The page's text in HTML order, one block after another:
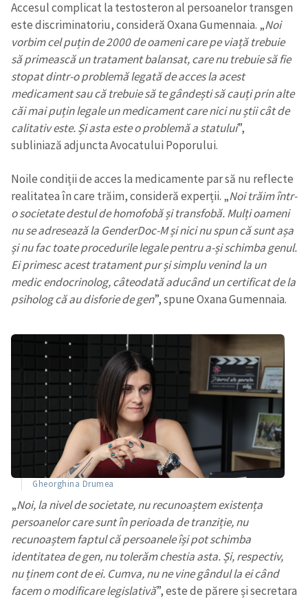
Accesul complicat la testosteron al persoanelor transgen
este discriminatoriu, consideră Oxana Gumennaia. „Noi
vorbim cel puțin de 2000 de oameni care pe viață trebuie
să primească un tratament balansat, care nu trebuie să fie
stopat dintr-o problemă legată de acces la acest
medicament sau că trebuie să te gândești să cauți prin alte
căi mai puțin legale un medicament care nici nu știi cât de
calitativ este. Și asta este o problemă a statului”,
subliniază adjuncta Avocatului Poporului.
Noile condiții de acces la medicamente par să nu reflecte
realitatea în care trăim, consideră experții. „Noi trăim într-
o societate destul de homofobă și transfobă. Mulți oameni
nu se adresează la GenderDoc-M și nici nu spun că sunt așa
și nu fac toate procedurile legale pentru a-și schimba genul.
Ei primesc acest tratament pur și simplu venind la un
medic endocrinolog, câteodată aducând un certificat de la
psiholog că au disforie de gen”, spune Oxana Gumennaia.
Gheorghina Drumea
„Noi, la nivel de societate, nu recunoaștem existența
persoanelor care sunt în perioada de tranziție, nu
recunoaștem faptul că persoanele își pot schimba
identitatea de gen, nu tolerăm chestia asta. Și, respectiv,
nu ținem cont de ei. Cumva, nu ne vine gândul la ei când
facem o modificare legislativă”, este de părere și secretara
CONTACT SURSĂ
Nume+ Numele meu
Email+ Emailul meu
Am citit și sunt de
acord cu politica de
TRIMITE ȘTIREA